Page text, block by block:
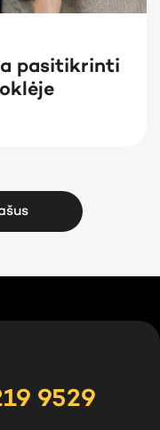
pasitikrinti
9529